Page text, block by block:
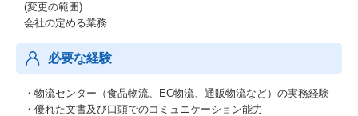
(変更の範囲)
会社の定める業務
必要な経験
・物流センター（食品物流、EC物流、通販物流など）の実務経験
・優れた文書及び口頭でのコミュニケーション能力